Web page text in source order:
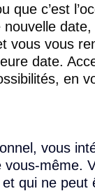
que c’est
date,
vous vous
date.
en
vous
même.
qui ne peut